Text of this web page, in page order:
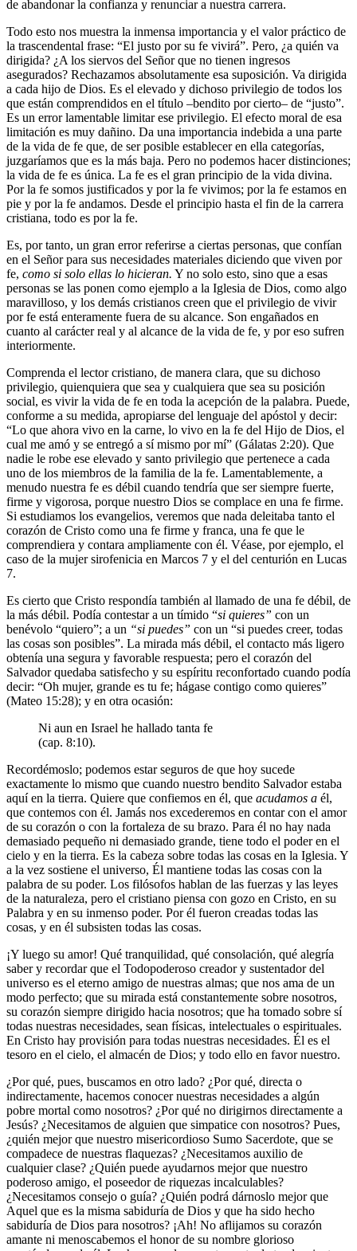
de abandonar la confianza y renunciar a nuestra carrera.
Todo esto nos muestra la inmensa importancia y el valor práctico de
la trascendental frase: “El justo por su fe vivirá”. Pero, ¿a quién va
dirigida? ¿A los siervos del Señor que no tienen ingresos
asegurados? Rechazamos absolutamente esa suposición. Va dirigida
a cada hijo de Dios. Es el elevado y dichoso privilegio de todos los
que están comprendidos en el título –bendito por cierto– de “justo”.
Es un error lamentable limitar ese privilegio. El efecto moral de esa
limitación es muy dañino. Da una importancia indebida a una parte
de la vida de fe que, de ser posible establecer en ella categorías,
juzgaríamos que es la más baja. Pero no podemos hacer distinciones;
la vida de fe es única. La fe es el gran principio de la vida divina.
Por la fe somos justificados y por la fe vivimos; por la fe estamos en
pie y por la fe andamos. Desde el principio hasta el fin de la carrera
cristiana, todo es por la fe.
Es, por tanto, un gran error referirse a ciertas personas, que confían
en el Señor para sus necesidades materiales diciendo que viven por
fe, como si solo ellas lo hicieran. Y no solo esto, sino que a esas
personas se las ponen como ejemplo a la Iglesia de Dios, como algo
maravilloso, y los demás cristianos creen que el privilegio de vivir
por fe está enteramente fuera de su alcance. Son engañados en
cuanto al carácter real y al alcance de la vida de fe, y por eso sufren
interiormente.
Comprenda el lector cristiano, de manera clara, que su dichoso
privilegio, quienquiera que sea y cualquiera que sea su posición
social, es vivir la vida de fe en toda la acepción de la palabra. Puede,
conforme a su medida, apropiarse del lenguaje del apóstol y decir:
“Lo que ahora vivo en la carne, lo vivo en la fe del Hijo de Dios, el
cual me amó y se entregó a sí mismo por mí” (Gálatas 2:20). Que
nadie le robe ese elevado y santo privilegio que pertenece a cada
uno de los miembros de la familia de la fe. Lamentablemente, a
menudo nuestra fe es débil cuando tendría que ser siempre fuerte,
firme y vigorosa, porque nuestro Dios se complace en una fe firme.
Si estudiamos los evangelios, veremos que nada deleitaba tanto el
corazón de Cristo como una fe firme y franca, una fe que le
comprendiera y contara ampliamente con él. Véase, por ejemplo, el
caso de la mujer sirofenicia en Marcos 7 y el del centurión en Lucas
7.
Es cierto que Cristo respondía también al llamado de una fe débil, de
la más débil. Podía contestar a un tímido “si quieres” con un
benévolo “quiero”; a un “si puedes” con un “si puedes creer, todas
las cosas son posibles”. La mirada más débil, el contacto más ligero
obtenía una segura y favorable respuesta; pero el corazón del
Salvador quedaba satisfecho y su espíritu reconfortado cuando podía
decir: “Oh mujer, grande es tu fe; hágase contigo como quieres”
(Mateo 15:28); y en otra ocasión:
Ni aun en Israel he hallado tanta fe
(cap. 8:10).
Recordémoslo; podemos estar seguros de que hoy sucede
exactamente lo mismo que cuando nuestro bendito Salvador estaba
aquí en la tierra. Quiere que confiemos en él, que acudamos a él,
que contemos con él. Jamás nos excederemos en contar con el amor
de su corazón o con la fortaleza de su brazo. Para él no hay nada
demasiado pequeño ni demasiado grande, tiene todo el poder en el
cielo y en la tierra. Es la cabeza sobre todas las cosas en la Iglesia. Y
a la vez sostiene el universo, Él mantiene todas las cosas con la
palabra de su poder. Los filósofos hablan de las fuerzas y las leyes
de la naturaleza, pero el cristiano piensa con gozo en Cristo, en su
Palabra y en su inmenso poder. Por él fueron creadas todas las
cosas, y en él subsisten todas las cosas.
¡Y luego su amor! Qué tranquilidad, qué consolación, qué alegría
saber y recordar que el Todopoderoso creador y sustentador del
universo es el eterno amigo de nuestras almas; que nos ama de un
modo perfecto; que su mirada está constantemente sobre nosotros,
su corazón siempre dirigido hacia nosotros; que ha tomado sobre sí
todas nuestras necesidades, sean físicas, intelectuales o espirituales.
En Cristo hay provisión para todas nuestras necesidades. Él es el
tesoro en el cielo, el almacén de Dios; y todo ello en favor nuestro.
¿Por qué, pues, buscamos en otro lado? ¿Por qué, directa o
indirectamente, hacemos conocer nuestras necesidades a algún
pobre mortal como nosotros? ¿Por qué no dirigirnos directamente a
Jesús? ¿Necesitamos de alguien que simpatice con nosotros? Pues,
¿quién mejor que nuestro misericordioso Sumo Sacerdote, que se
compadece de nuestras flaquezas? ¿Necesitamos auxilio de
cualquier clase? ¿Quién puede ayudarnos mejor que nuestro
poderoso amigo, el poseedor de riquezas incalculables?
¿Necesitamos consejo o guía? ¿Quién podrá dárnoslo mejor que
Aquel que es la misma sabiduría de Dios y que ha sido hecho
sabiduría de Dios para nosotros? ¡Ah! No aflijamos su corazón
amante ni menoscabemos el honor de su nombre glorioso